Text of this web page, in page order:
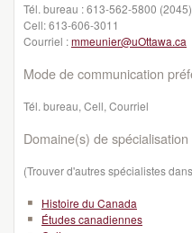
Tél. bureau :613-562-5800 (2045)
Cell:613-606-3011
Courriel :mmeunier@uOttawa.ca
Mode de communication
Tél. bureau, Cell, Courriel
Domaine(s) de spécialisation
(Trouver d'autres spécialistes
Histoire du Canada
Études canadiennes